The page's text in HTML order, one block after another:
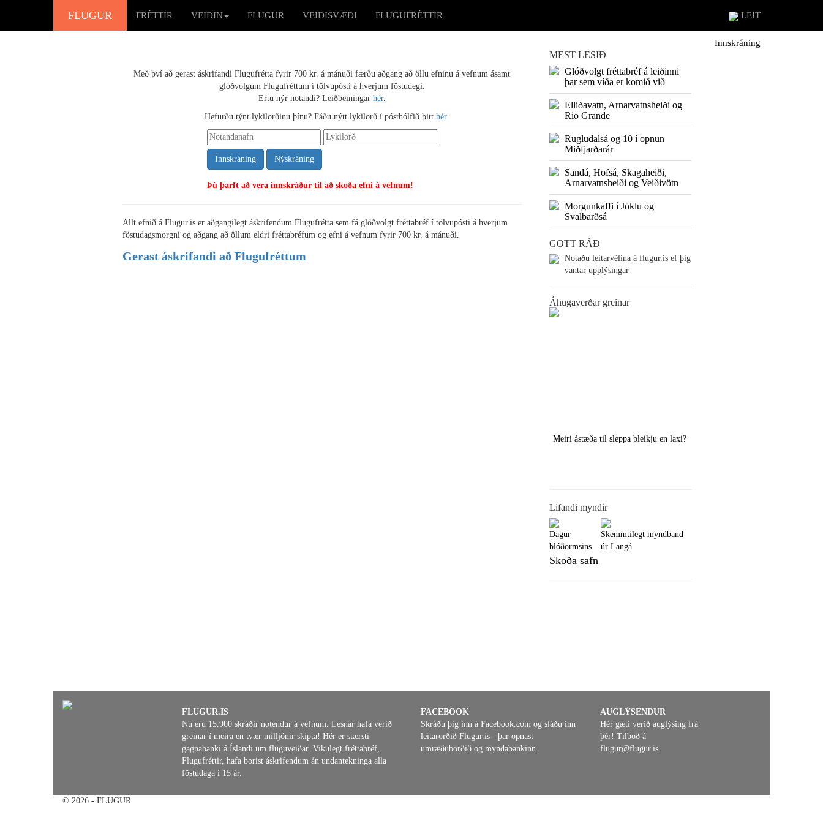
FLUGUR FRÉTTIR VEIÐIN FLUGUR VEIÐISVÆÐI FLUGUFRÉTTIR LEIT
Innskráning
Með því að gerast áskrifandi Flugufrétta fyrir 700 kr. á mánuði færðu aðgang að öllu efninu á vefnum ásamt
glóðvolgum Flugufréttum í tölvupósti á hverjum föstudegi.
Ertu nýr notandi? Leiðbeiningar hér.
Hefurðu týnt lykilorðinu þínu? Fáðu nýtt lykilorð í pósthólfið þitt hér
Nýskráning
Þú þarft að vera innskráður til að skoða efni á vefnum!
Allt efnið á Flugur.is er aðgangilegt áskrifendum Flugufrétta sem fá glóðvolgt fréttabréf í tölvupósti á hverjum
föstudagsmorgni og aðgang að öllum eldri fréttabréfum og efni á vefnum fyrir 700 kr. á mánuði.
Gerast áskrifandi að Flugufréttum
MEST LESIÐ
Glóðvolgt fréttabréf á leiðinni
þar sem víða er komið við
Elliðavatn, Arnarvatnsheiði og
Rio Grande
Rugludalsá og 10 í opnun
Miðfjarðarár
Sandá, Hofsá, Skagaheiði,
Arnarvatnsheiði og Veiðivötn
Morgunkaffi í Jöklu og
Svalbarðsá
GOTT RÁÐ
Notaðu leitarvélina á flugur.is ef þig
vantar upplýsingar
Áhugaverðar greinar
Meiri ástæða til sleppa bleikju en laxi?
Lifandi myndir
Dagur
blóðormsins
Skemmtilegt myndband
úr Langá
Skoða safn
FLUGUR.IS
Nú eru 15.900 skráðir notendur á vefnum. Lesnar hafa verið
greinar í meira en tvær milljónir skipta! Hér er stærsti
gagnabanki á Íslandi um fluguveiðar. Vikulegt fréttabréf,
Flugufréttir, hafa borist áskrifendum án undantekninga alla
föstudaga í 15 ár.
FACEBOOK
Skráðu þig inn á Facebook.com og sláðu inn
leitarorðið Flugur.is - þar opnast
umræðuborðið og myndabankinn.
AUGLÝSENDUR
Hér gæti verið auglýsing frá
þér! Tilboð á
flugur@flugur.is
© 2026 - FLUGUR